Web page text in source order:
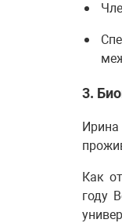
3.
Как
году